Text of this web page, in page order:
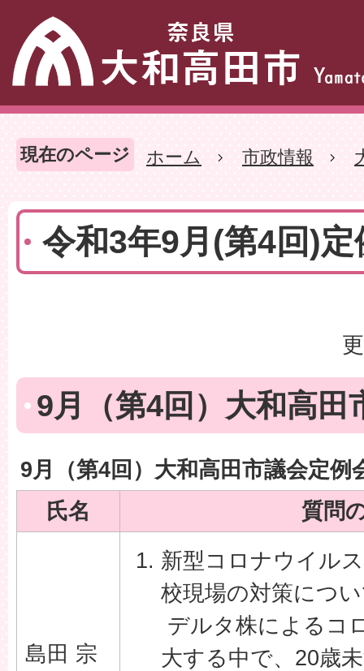
現在のページ ホーム 市政情報
令和3年9月(第4回)
9月（第4回）大和高田
9月（第4回）大和高田市議会定例
氏名
質問
島田 宗
新型コロナウイル
校現場の対策につ
デルタ株によるコ
大する中で、20歳